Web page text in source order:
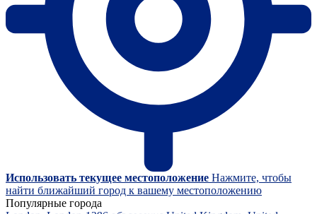
Использовать текущее местоположение Нажмите, чтобы
найти ближайший город к вашему местоположению
Популярные города